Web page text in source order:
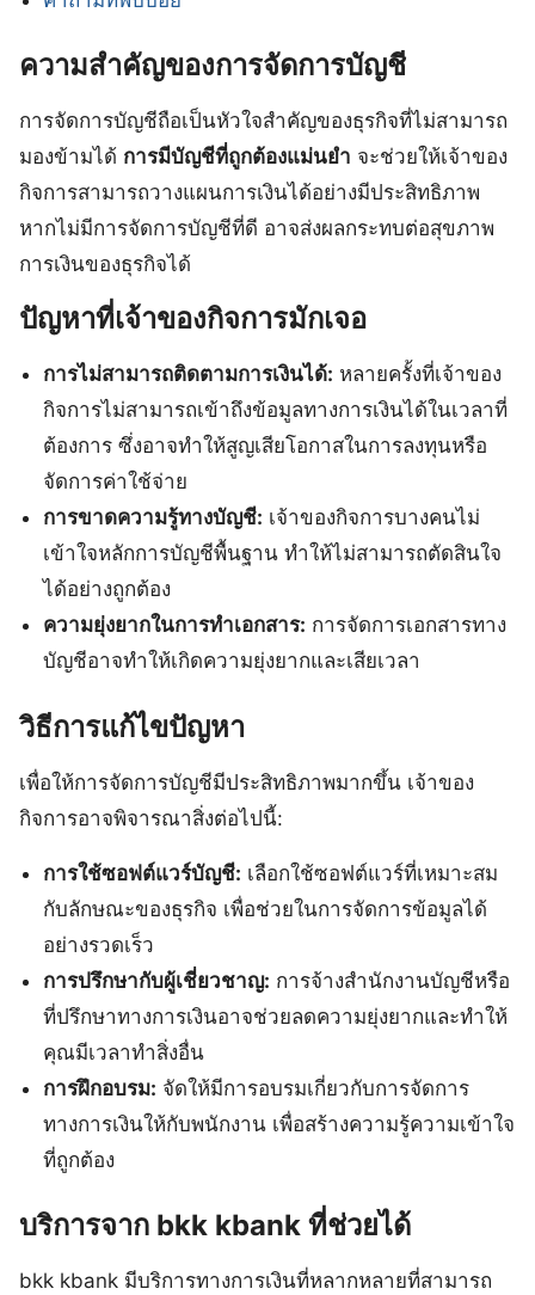
ความสำคัญของการจัดการบัญชี
การจัดการบัญชีถือเป็นหัวใจสำคัญของธุรกิจที่ไม่สามารถ
มองข้ามได้ การมีบัญชีที่ถูกต้องแม่นยำ จะช่วยให้เจ้าของ
กิจการสามารถวางแผนการเงินได้อย่างมีประสิทธิภาพ
หากไม่มีการจัดการบัญชีที่ดี อาจส่งผลกระทบต่อสุขภาพ
การเงินของธุรกิจได้
ปัญหาที่เจ้าของกิจการมักเจอ
การไม่สามารถติดตามการเงินได้: หลายครั้งที่เจ้าของ
กิจการไม่สามารถเข้าถึงข้อมูลทางการเงินได้ในเวลาที่
ต้องการ ซึ่งอาจทำให้สูญเสียโอกาสในการลงทุนหรือ
จัดการค่าใช้จ่าย
การขาดความรู้ทางบัญชี: เจ้าของกิจการบางคนไม่
เข้าใจหลักการบัญชีพื้นฐาน ทำให้ไม่สามารถตัดสินใจ
ได้อย่างถูกต้อง
ความยุ่งยากในการทำเอกสาร: การจัดการเอกสารทาง
บัญชีอาจทำให้เกิดความยุ่งยากและเสียเวลา
วิธีการแก้ไขปัญหา
เพื่อให้การจัดการบัญชีมีประสิทธิภาพมากขึ้น เจ้าของ
กิจการอาจพิจารณาสิ่งต่อไปนี้:
การใช้ซอฟต์แวร์บัญชี: เลือกใช้ซอฟต์แวร์ที่เหมาะสม
กับลักษณะของธุรกิจ เพื่อช่วยในการจัดการข้อมูลได้
อย่างรวดเร็ว
การปรึกษากับผู้เชี่ยวชาญ: การจ้างสำนักงานบัญชีหรือ
ที่ปรึกษาทางการเงินอาจช่วยลดความยุ่งยากและทำให้
คุณมีเวลาทำสิ่งอื่น
การฝึกอบรม: จัดให้มีการอบรมเกี่ยวกับการจัดการ
ทางการเงินให้กับพนักงาน เพื่อสร้างความรู้ความเข้าใจ
ที่ถูกต้อง
บริการจาก bkk kbank ที่ช่วยได้
bkk kbank มีบริการทางการเงินที่หลากหลายที่สามารถ